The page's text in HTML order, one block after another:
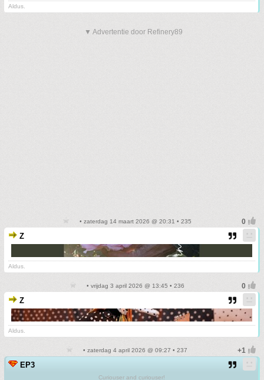
Aldus.
▼ Advertentie door Refinery89
• zaterdag 14 maart 2026 @ 20:31 • 235
Z
Aldus.
• vrijdag 3 april 2026 @ 13:45 • 236
Z
Aldus.
• zaterdag 4 april 2026 @ 09:27 • 237
EP3
Curiouser and curiouser!